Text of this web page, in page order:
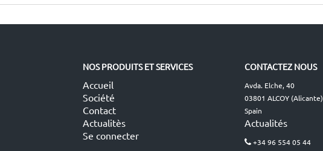
NOS PRODUITS ET SERVICES
Accueil
Société
Contact
Actualitès
Se connecter
CONTACTEZ NOUS
Avda. Elche, 40
03801 ALCOY (Alicante)
Spain
Actualités
+34 96 554 05 44